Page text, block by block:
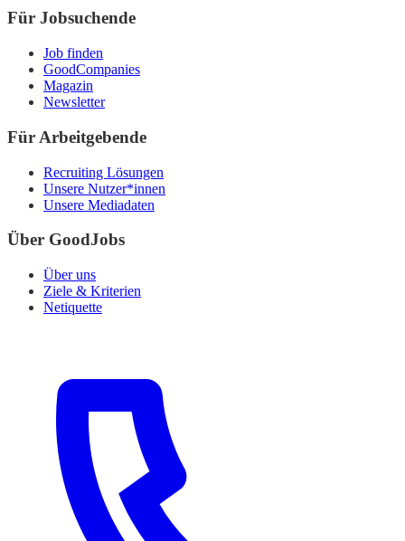
Für Jobsuchende
Job finden
GoodCompanies
Magazin
Newsletter
Für Arbeitgebende
Recruiting Lösungen
Unsere Nutzer*innen
Unsere Mediadaten
Über GoodJobs
Über uns
Ziele & Kriterien
Netiquette